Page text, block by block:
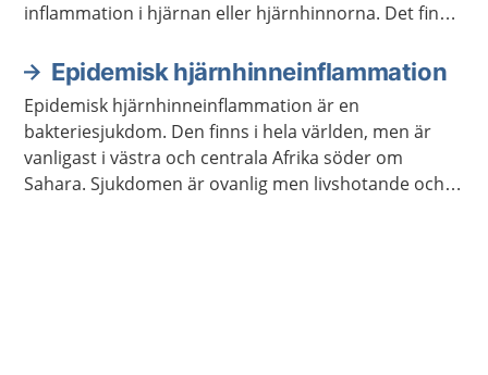
inflammation i hjärnan eller hjärnhinnorna. Det finns
Epidemisk hjärnhinneinflammation
Epidemisk hjärnhinneinflammation är en
bakteriesjukdom. Den finns i hela världen, men är
vanligast i västra och centrala Afrika söder om
Sahara. Sjukdomen är ovanlig men livshotande och